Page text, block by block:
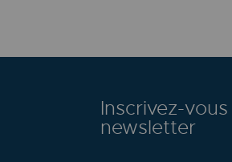
Inscrivez-
newsletter